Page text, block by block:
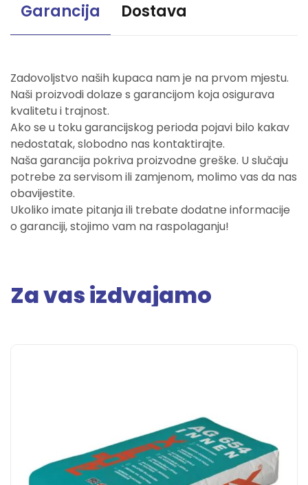
Garancija Dostava
Zadovoljstvo naših kupaca nam je na prvom mjestu.
Naši proizvodi dolaze s garancijom koja osigurava
kvalitetu i trajnost.
Ako se u toku garancijskog perioda pojavi bilo kakav
nedostatak, slobodno nas kontaktirajte.
Naša garancija pokriva proizvodne greške. U slučaju
potrebe za servisom ili zamjenom, molimo vas da nas
obavijestite.
Ukoliko imate pitanja ili trebate dodatne informacije
o garanciji, stojimo vam na raspolaganju!
Za vas izdvajamo